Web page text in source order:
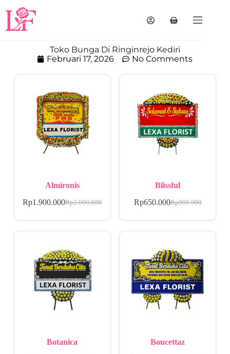
Toko Bunga Di Ringinrejo Kediri
Februari 17, 2026
No Comments
Almironis
Rp2.000.000
Rp1.900.000
Blissful
Rp900.000
Rp650.000
Botanica Boucettaz